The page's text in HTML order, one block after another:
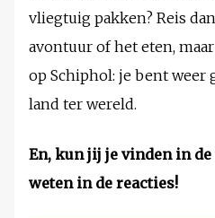
vliegtuig pakken? Reis
avontuur of het eten,
op Schiphol: je bent weer
land ter wereld.
En, kun jij je vinden in
weten in de reacties!